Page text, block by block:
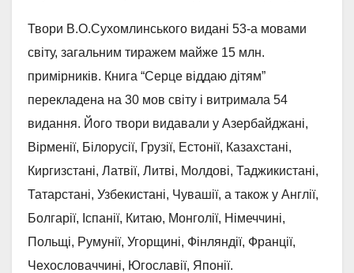
Твори В.О.Сухомлинського виданi 53-а мовами
свiту, загальним тиражем майже 15 млн.
примiрникiв. Книга “Серце вiддаю дiтям”
перекладена на 30 мов свiту i витримала 54
видання. Його твори видавали у Азербайджанi,
Вiрменiї, Бiлорусiї, Грузiї, Естонiї, Казахстанi,
Киргизстанi, Латвiї, Литвi, Молдовi, Таджикистанi,
Татарстанi, Узбекистанi, Чувашiї, а також у Англiї,
Болгарiї, Iспанiї, Китаю, Монголiї, Нiмеччинi,
Польщi, Румунiї, Угорщинi, Фiнляндiї, Францiї,
Чехословаччинi, Югославiї, Японiї.